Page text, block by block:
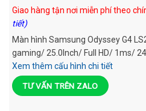
Giao hàng tận nơi miễn phí theo
tiết)
Màn hình Samsung Odyssey G4
gaming/ 25.0Inch/ Full HD/ 1ms/
Xem thêm cấu hình chi tiết
TƯ VẤN TRÊN ZALO